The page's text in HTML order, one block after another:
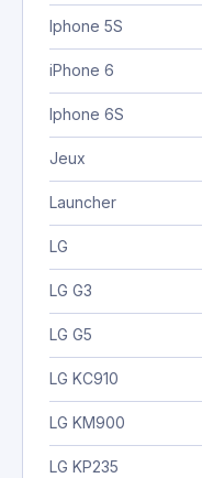
Iphone 5S
iPhone 6
Iphone 6S
Jeux
Launcher
LG
LG G3
LG G5
LG KC910
LG KM900
LG KP235